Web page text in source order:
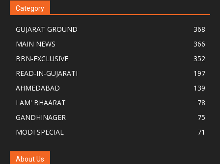
Category
GUJARAT GROUND
368
MAIN NEWS
366
BBN-EXCLUSIVE
352
READ-IN-GUJARATI
197
AHMEDABAD
139
I AM' BHAARAT
78
GANDHINAGER
75
MODI SPECIAL
71
About Us